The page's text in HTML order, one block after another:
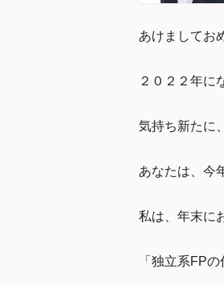
あけましてお
２０２２年に
気持ち新たに
あなたは、今
私は、年末に
「独立系FP